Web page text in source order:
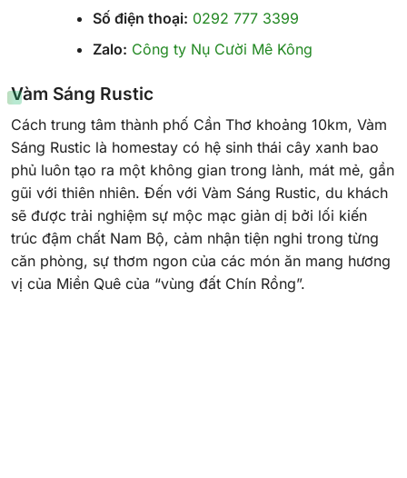
Số điện thoại: 0292 777 3399
Zalo: Công ty Nụ Cười Mê Kông
Vàm Sáng Rustic
Cách trung tâm thành phố Cần Thơ khoảng 10km, Vàm
Sáng Rustic là homestay có hệ sinh thái cây xanh bao
phủ luôn tạo ra một không gian trong lành, mát mẻ, gần
gũi với thiên nhiên. Đến với Vàm Sáng Rustic, du khách
sẽ được trải nghiệm sự mộc mạc giản dị bởi lối kiến
trúc đậm chất Nam Bộ, cảm nhận tiện nghi trong từng
căn phòng, sự thơm ngon của các món ăn mang hương
vị của Miền Quê của “vùng đất Chín Rồng”.